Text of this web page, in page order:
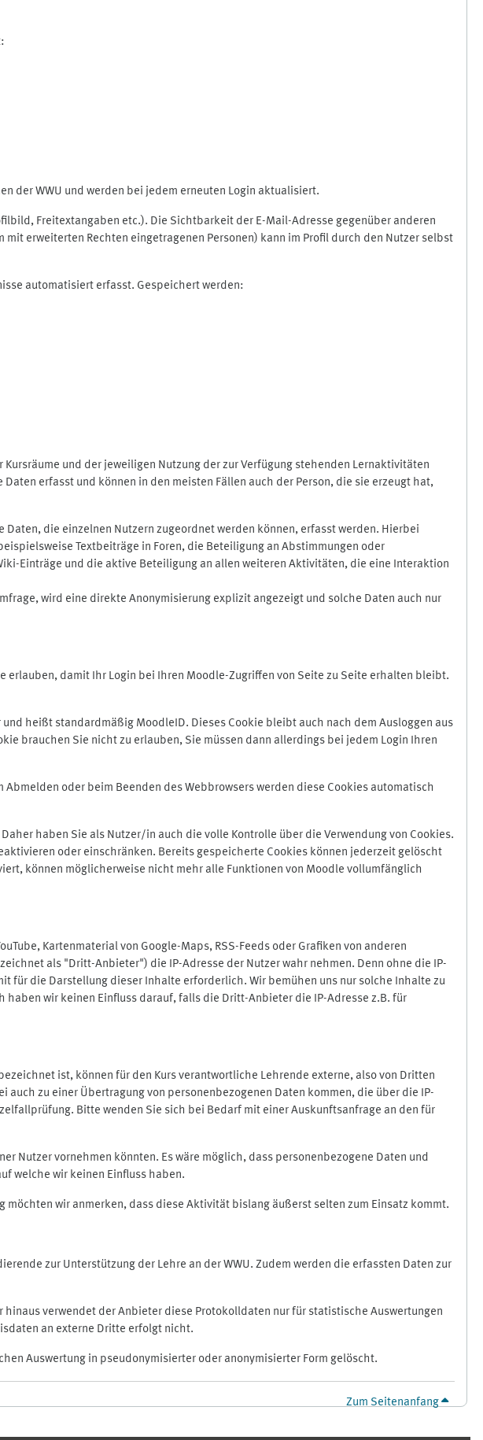
der WWU und werden bei jedem erneuten Login aktualisiert.
Freitextangaben etc.). Die Sichtbarkeit der E-Mail-Adresse gegenüber anderen
erweiterten Rechten eingetragenen Personen) kann im Profil durch den Nutzer selbst
automatisiert erfasst. Gespeichert werden:
und der jeweiligen Nutzung der zur Verfügung stehenden Lernaktivitäten
erfasst und können in den meisten Fällen auch der Person, die sie erzeugt hat,
die einzelnen Nutzern zugeordnet werden können, erfasst werden. Hierbei
Textbeiträge in Foren, die Beteiligung an Abstimmungen oder
Einträge und die aktive Beteiligung an allen weiteren Aktivitäten, die eine Interaktion
wird eine direkte Anonymisierung explizit angezeigt und solche Daten auch nur
damit Ihr Login bei Ihren Moodle-Zugriffen von Seite zu Seite erhalten bleibt.
heißt standardmäßig MoodleID. Dieses Cookie bleibt auch nach dem Ausloggen aus
brauchen Sie nicht zu erlauben, Sie müssen dann allerdings bei jedem Login Ihren
oder beim Beenden des Webbrowsers werden diese Cookies automatisch
haben Sie als Nutzer/in auch die volle Kontrolle über die Verwendung von Cookies.
oder einschränken. Bereits gespeicherte Cookies können jederzeit gelöscht
können möglicherweise nicht mehr alle Funktionen von Moodle vollumfänglich
Kartenmaterial von Google-Maps, RSS-Feeds oder Grafiken von anderen
als "Dritt-Anbieter") die IP-Adresse der Nutzer wahr nehmen. Denn ohne die IP-
für die Darstellung dieser Inhalte erforderlich. Wir bemühen uns nur solche Inhalte zu
wir keinen Einfluss darauf, falls die Dritt-Anbieter die IP-Adresse z.B. für
ist, können für den Kurs verantwortliche Lehrende externe, also von Dritten
zu einer Übertragung von personenbezogenen Daten kommen, die über die IP-
Bitte wenden Sie sich bei Bedarf mit einer Auskunftsanfrage an den für
Nutzer vornehmen könnten. Es wäre möglich, dass personenbezogene Daten und
welche wir keinen Einfluss haben.
wir anmerken, dass diese Aktivität bislang äußerst selten zum Einsatz kommt.
zur Unterstützung der Lehre an der WWU. Zudem werden die erfassten Daten zur
verwendet der Anbieter diese Protokolldaten nur für statistische Auswertungen
an externe Dritte erfolgt nicht.
Auswertung in pseudonymisierter oder anonymisierter Form gelöscht.
Zum Seitenanfang